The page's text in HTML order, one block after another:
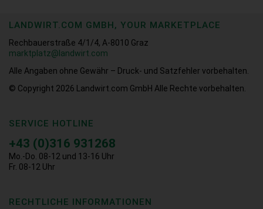
LANDWIRT.COM GMBH, YOUR MARKETPLACE
Rechbauerstraße 4/1/4, A-8010 Graz
marktplatz@landwirt.com
Alle Angaben ohne Gewähr – Druck- und Satzfehler vorbehalten.
© Copyright 2026
Landwirt.com GmbH Alle Rechte vorbehalten.
SERVICE HOTLINE
+43 (0)316 931268
Mo.-Do. 08-12 und 13-16 Uhr
Fr. 08-12 Uhr
RECHTLICHE INFORMATIONEN